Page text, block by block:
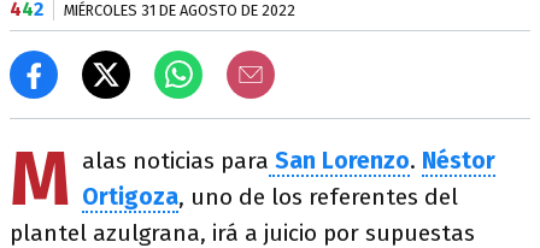
442 MIÉRCOLES 31 DE AGOSTO DE 2022
M alas noticias para San Lorenzo. Néstor
Ortigoza, uno de los referentes del
plantel azulgrana, irá a juicio por supuestas